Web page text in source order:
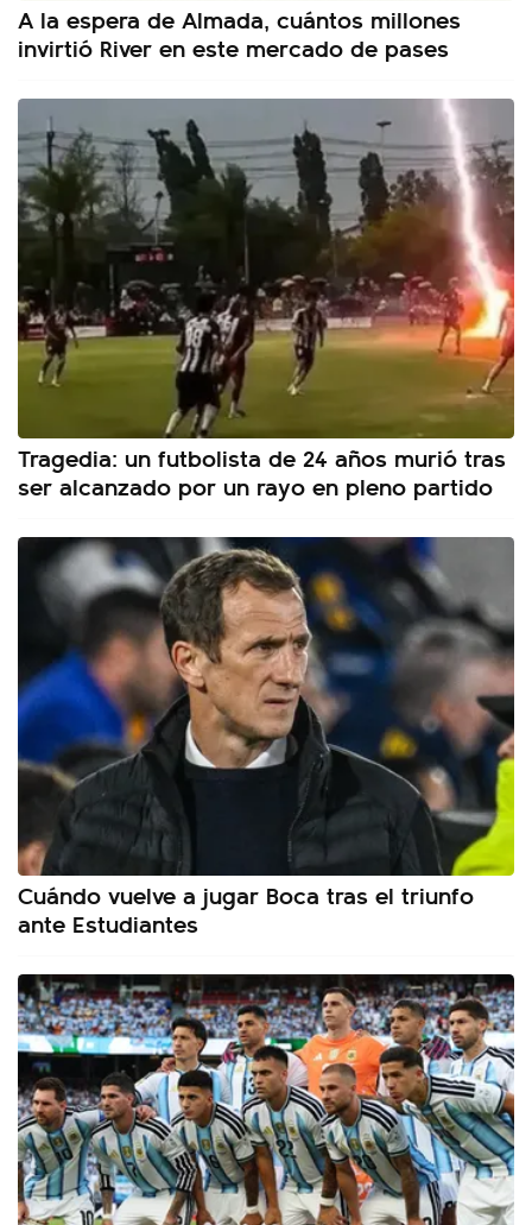
A la espera de Almada, cuántos millones
invirtió River en este mercado de pases
Tragedia: un futbolista de 24 años murió tras
ser alcanzado por un rayo en pleno partido
Cuándo vuelve a jugar Boca tras el triunfo
ante Estudiantes